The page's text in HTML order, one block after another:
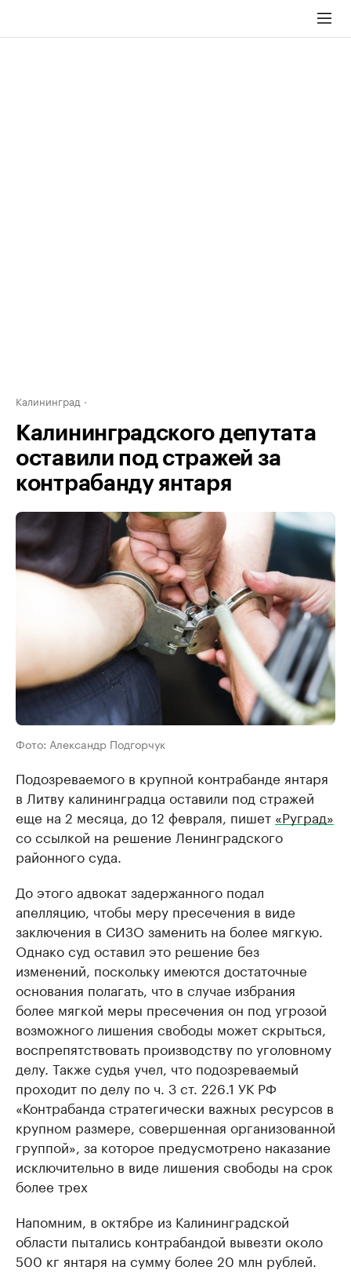
Калининград
Калининградского депутата
оставили под стражей за
контрабанду янтаря
Фото: Александр Подгорчук
Подозреваемого в крупной контрабанде янтаря
в Литву калининградца оставили под стражей
еще на 2 месяца, до 12 февраля, пишет «Руград»
со ссылкой на решение Ленинградского
районного суда.
До этого адвокат задержанного подал
апелляцию, чтобы меру пресечения в виде
заключения в СИЗО заменить на более мягкую.
Однако суд оставил это решение без
изменений, поскольку имеются достаточные
основания полагать, что в случае избрания
более мягкой меры пресечения он под угрозой
возможного лишения свободы может скрыться,
воспрепятствовать производству по уголовному
делу. Также судья учел, что подозреваемый
проходит по делу по ч. 3 ст. 226.1 УК РФ
«Контрабанда стратегически важных ресурсов в
крупном размере, совершенная организованной
группой», за которое предусмотрено наказание
исключительно в виде лишения свободы на срок
более трех
Напомним, в октябре из Калининградской
области пытались контрабандой вывезти около
500 кг янтаря на сумму более 20 млн рублей.